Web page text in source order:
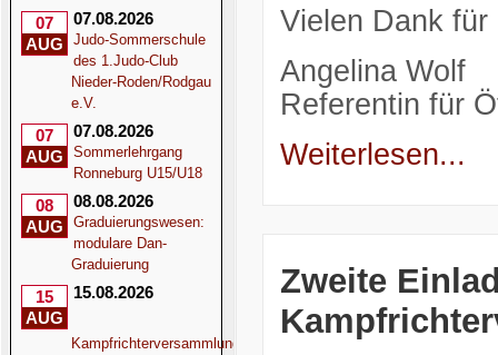
07
AUG
07.08.2026
Judo-Sommerschule
des 1.Judo-Club
Nieder-Roden/Rodgau
e.V.
07
AUG
07.08.2026
Sommerlehrgang
Ronneburg U15/U18
08
AUG
08.08.2026
Graduierungswesen:
modulare Dan-
Graduierung
15
AUG
15.08.2026
Kampfrichterversammlung
Vielen Dank für
Angelina Wolf
Referentin für
Weiterlesen...
Zweite